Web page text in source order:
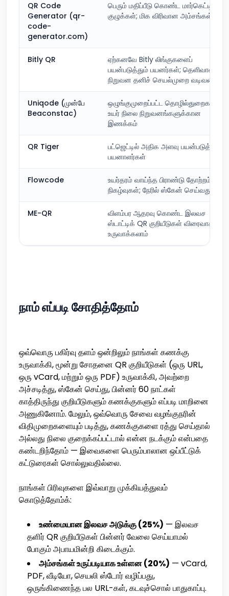
QR Code
Generator (qr-
code-
generator.com)
பெரும் மதிப்பீடு கொண்ட மார்கெட்டிங்
குழுக்கள்; மிக விரிவான அம்சங்கள்
Bitly QR
ஏற்கனவே Bitly லிங்குகளைப்
பயன்படுத்தும் பயனர்கள்; தெளிவான
நிறுவன தனிச் செயல்முறை வடிவமைப்பு
Uniqode (முன்பே
Beaconstac)
ஒழுங்குமுறைப்பட்ட தொழில்துறைகள்;
உயர் நிலை நிறுவனங்களுக்கான
இணக்கம்
QR Tiger
பட்ஜெட்டில் அதிக அளவு பயன்படுத்தும்
பயனாளர்கள்
Flowcode
உயர்தரம் வாய்ந்த பிராண்டு தோற்றம்;
நிகழ்வுகள்; நேரில் ஸ்கேன் செய்வது
ME-QR
விளம்பர ஆதரவு கொண்ட இலவச
ஸ்டாட்டிக் QR குறியீடுகள் விரைவாக
உருவாக்கலாம்
நாம் எப்படி சோதித்தோம்
ஒவ்வொரு பகிர்வு தளம் ஒன்றிலும் நாங்கள் கணக்கு
உருவாக்கி, மூன்று சோதனை QR குறியீடுகள் (ஒரு URL,
ஒரு vCard, மற்றும் ஒரு PDF) உருவாக்கி, அவற்றை
அச்சடித்து, ஸ்கேன் செய்து, பின்னர் 60 நாட்கள்
காத்திருந்து குறியீடுகளும் கணக்குகளும் எப்படி மாறினை
அணுகினோம். மேலும், ஒவ்வொரு சேவை வழங்குநரின்
விதிமுறைகளையும் படித்து, கணக்குகளை ரத்து செய்தால்
அல்லது நிலை குறைக்கப்பட்டால் என்ன நடக்கும் என்பதை
கண்டறிந்தோம் — இவைகளை பெரும்பாலான ஒப்பீட்டுக்
கட்டுரைகள் சொல்லுவதில்லை.
நாங்கள் பிரிவுகளை இவ்வாறு முக்கியத்துவம்
கொடுத்தோம்க்:
உண்மையான இலவச அடுக்கு (25%) — இலவச
தளிர் QR குறியீடுகள் பின்னர் வேலை செய்யாமல்
போகும் அபாயமின்றி கிடைக்கும்.
அம்சங்கள் உருப்படியாக உள்ளன (20%) — vCard,
PDF, வீடியோ, செயலி ஸ்டோர் வழிப்பது,
ஒருங்கிணைந்த பல URL-கள், கடவுச்சொல் பாதுகாப்பு.